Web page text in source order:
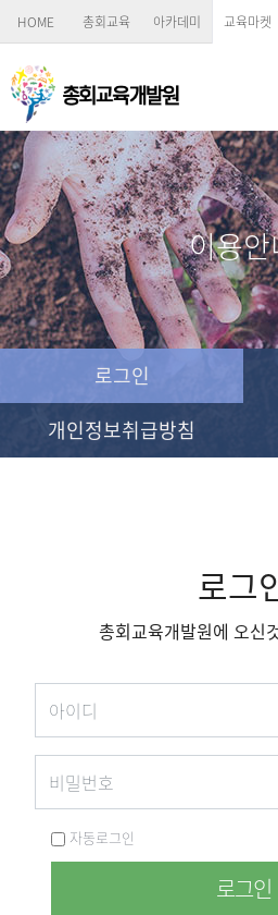
HOME 총회교육 아카데미 교육마켓
이용
로그인
개인정보취급방침
로그
총회교육개발원에 오신
자동로그인
로그인